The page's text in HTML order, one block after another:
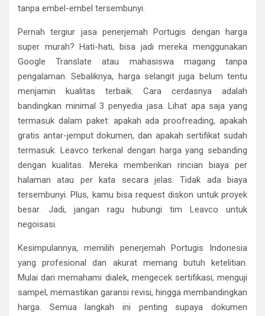
tanpa embel-embel tersembunyi.
Pernah tergiur jasa penerjemah Portugis dengan harga
super murah? Hati-hati, bisa jadi mereka menggunakan
Google Translate atau mahasiswa magang tanpa
pengalaman. Sebaliknya, harga selangit juga belum tentu
menjamin kualitas terbaik. Cara cerdasnya adalah
bandingkan minimal 3 penyedia jasa. Lihat apa saja yang
termasuk dalam paket: apakah ada proofreading, apakah
gratis antar-jemput dokumen, dan apakah sertifikat sudah
termasuk. Leavco terkenal dengan harga yang sebanding
dengan kualitas. Mereka memberikan rincian biaya per
halaman atau per kata secara jelas. Tidak ada biaya
tersembunyi. Plus, kamu bisa request diskon untuk proyek
besar. Jadi, jangan ragu hubungi tim Leavco untuk
negoisasi.
Kesimpulannya, memilih penerjemah Portugis Indonesia
yang profesional dan akurat memang butuh ketelitian.
Mulai dari memahami dialek, mengecek sertifikasi, menguji
sampel, memastikan garansi revisi, hingga membandingkan
harga. Semua langkah ini penting supaya dokumen